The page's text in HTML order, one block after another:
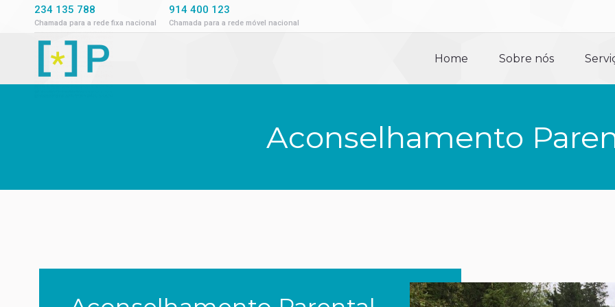
234 135 788
Chamada para a rede fixa nacional
914 400 123
Chamada para a rede móvel nacional
Home Sobre nós
Aconselhamento